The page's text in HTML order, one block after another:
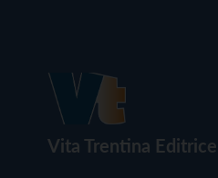
Vita Trentina Editrice